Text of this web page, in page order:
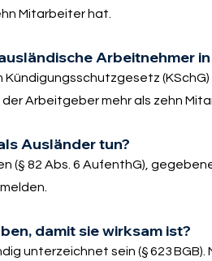
Mitarbeiter hat.
Arbeitnehmer
der Arbeitgeber mehr als zehn
Ausländer tun?
(§ 82 Abs. 6 AufenthG),
damit sie wirksam ist?
unterzeichnet sein (§ 623